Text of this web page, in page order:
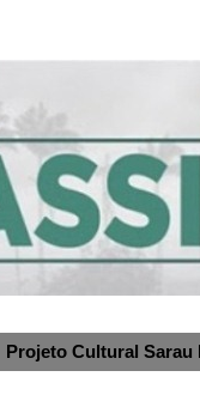
Projeto Cultural